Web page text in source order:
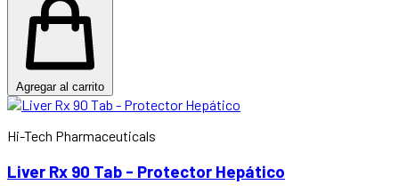
Agregar al carrito
Hi-Tech Pharmaceuticals
Liver Rx 90 Tab - Protector Hepático